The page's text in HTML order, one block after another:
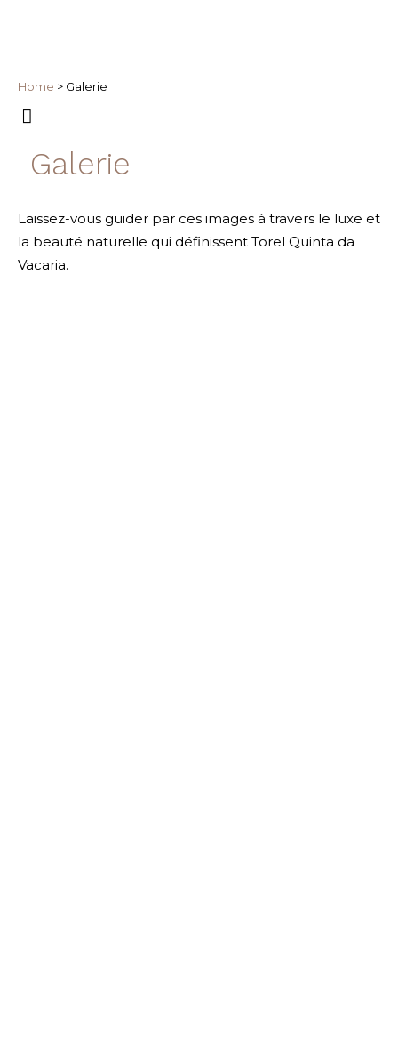
Home > Galerie
Galerie
Laissez-vous guider par ces images à travers le luxe et
la beauté naturelle qui définissent Torel Quinta da
Vacaria.